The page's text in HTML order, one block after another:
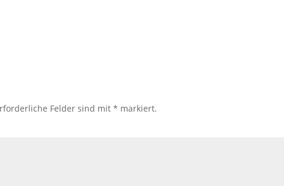
Felder sind mit* markiert.